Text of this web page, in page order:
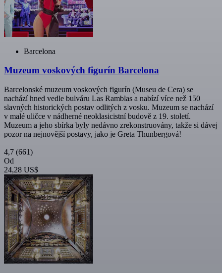
Barcelona
Muzeum voskových figurín Barcelona
Barcelonské muzeum voskových figurín (Museu de Cera) se
nachází hned vedle bulváru Las Ramblas a nabízí více než 150
slavných historických postav odlitých z vosku. Muzeum se nachází
v malé uličce v nádherné neoklasicistní budově z 19. století.
Muzeum a jeho sbírka byly nedávno zrekonstruovány, takže si dávej
pozor na nejnovější postavy, jako je Greta Thunbergová!
4,7 (661)
Od
24,28 US$